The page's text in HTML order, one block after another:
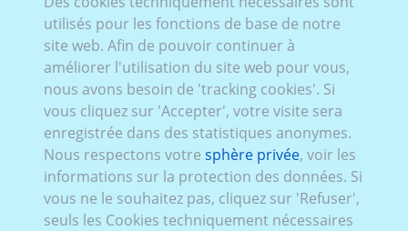
Carl_001:Pedelec, hybrid ,actuel (depuis 2021)
utilisés pour les fonctions de base de notre
site web. Afin de pouvoir continuer à
améliorer l'utilisation du site web pour vous,
nous avons besoin de 'tracking cookies'. Si
vous cliquez sur 'Accepter', votre visite sera
enregistrée dans des statistiques anonymes.
Nous respectons votre sphère privée, voir les
informations sur la protection des données. Si
vous ne le souhaitez pas, cliquez sur 'Refuser',
seuls les Cookies techniquement nécessaires